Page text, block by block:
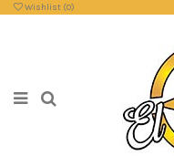
Wishlist (0)